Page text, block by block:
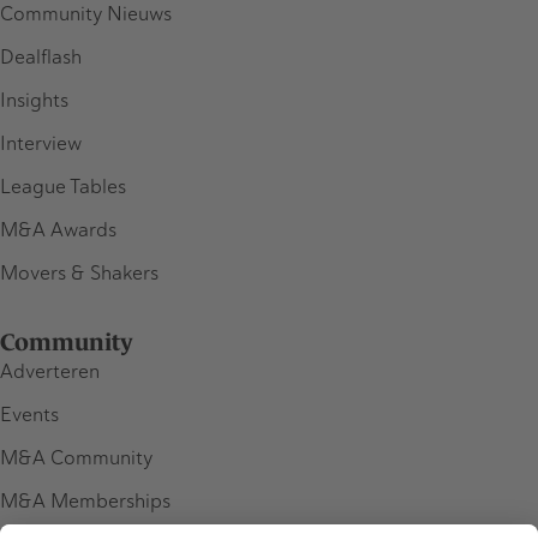
Community Nieuws
Dealflash
Insights
Interview
League Tables
M&A Awards
Movers & Shakers
Community
Adverteren
Events
M&A Community
M&A Memberships